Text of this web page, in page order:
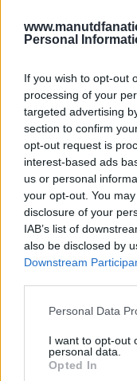
Personal
If you wish to opt-out
processing of your
targeted advertising
section to confirm
opt-out request is
interest-based ads
us or personal
your opt-out. You
disclosure of your
IAB’s list of
also be disclosed by
Downstream
Please note that this
not limited to your
grant or deny
use your data for
Personal Data
I want to opt-out
personal data.
Opted In